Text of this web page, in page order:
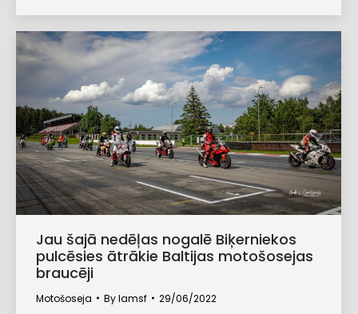
Jau šajā nedēļas nogalē Biķerniekos
pulcēsies ātrākie Baltijas motošosejas
braucēji
Motošoseja Bylamsf 29/06/2022